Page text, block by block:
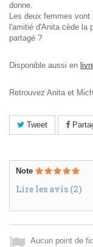
donne.
Les deux femmes
l'amitié d'Anita cède la
partagé ?
Disponible aussi en
Retrouvez Anita et
Tweet
Note
Lire les avis (2)
Aucun point de